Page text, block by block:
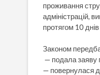
проживання
адміністрацій,
протягом 10
Законом
— подала заяву
— повернулася